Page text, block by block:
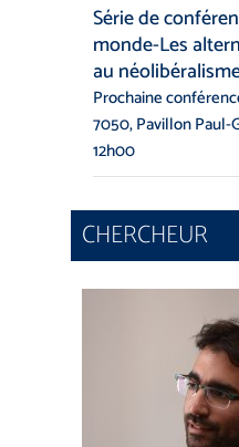
Série de
monde-Les
au
Prochaine
7050, Pavillon Paul-
12h00
CHERCHEUR